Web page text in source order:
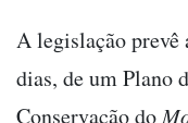
A legislação prevê
dias, de um Plano
Conservação do